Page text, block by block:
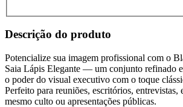
Descrição do produto
Potencialize sua imagem profissional com o
Saia Lápis Elegante — um conjunto refinado
o poder do visual executivo com o toque
Perfeito para reuniões, escritórios, entrevistas,
mesmo culto ou apresentações públicas.